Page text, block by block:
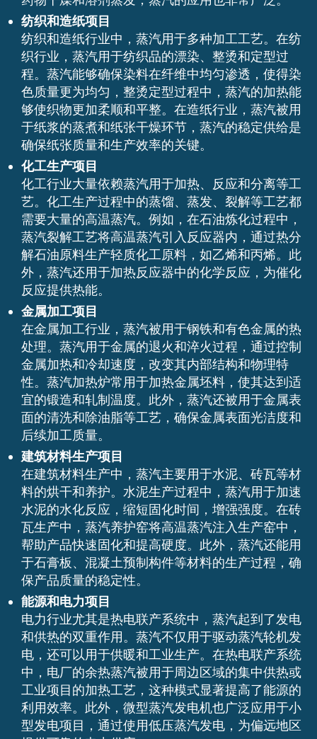
纺织和造纸项目
纺织和造纸行业中，蒸汽用于多种加工工艺。在纺
织行业，蒸汽用于纺织品的漂染、整烫和定型过
程。蒸汽能够确保染料在纤维中均匀渗透，使得染
色质量更为均匀，整烫定型过程中，蒸汽的加热能
够使织物更加柔顺和平整。在造纸行业，蒸汽被用
于纸浆的蒸煮和纸张干燥环节，蒸汽的稳定供给是
确保纸张质量和生产效率的关键。
化工生产项目
化工行业大量依赖蒸汽用于加热、反应和分离等工
艺。化工生产过程中的蒸馏、蒸发、裂解等工艺都
需要大量的高温蒸汽。例如，在石油炼化过程中，
蒸汽裂解工艺将高温蒸汽引入反应器内，通过热分
解石油原料生产轻质化工原料，如乙烯和丙烯。此
外，蒸汽还用于加热反应器中的化学反应，为催化
反应提供热能。
金属加工项目
在金属加工行业，蒸汽被用于钢铁和有色金属的热
处理。蒸汽用于金属的退火和淬火过程，通过控制
金属加热和冷却速度，改变其内部结构和物理特
性。蒸汽加热炉常用于加热金属坯料，使其达到适
宜的锻造和轧制温度。此外，蒸汽还被用于金属表
面的清洗和除油脂等工艺，确保金属表面光洁度和
后续加工质量。
建筑材料生产项目
在建筑材料生产中，蒸汽主要用于水泥、砖瓦等材
料的烘干和养护。水泥生产过程中，蒸汽用于加速
水泥的水化反应，缩短固化时间，增强强度。在砖
瓦生产中，蒸汽养护窑将高温蒸汽注入生产窑中，
帮助产品快速固化和提高硬度。此外，蒸汽还能用
于石膏板、混凝土预制构件等材料的生产过程，确
保产品质量的稳定性。
能源和电力项目
电力行业尤其是热电联产系统中，蒸汽起到了发电
和供热的双重作用。蒸汽不仅用于驱动蒸汽轮机发
电，还可以用于供暖和工业生产。在热电联产系统
中，电厂的余热蒸汽被用于周边区域的集中供热或
工业项目的加热工艺，这种模式显著提高了能源的
利用效率。此外，微型蒸汽发电机也广泛应用于小
型发电项目，通过使用低压蒸汽发电，为偏远地区